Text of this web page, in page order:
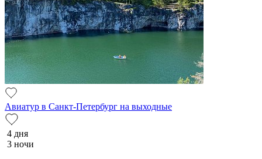
Авиатур в Санкт-Петербург на выходные
4 дня
3 ночи